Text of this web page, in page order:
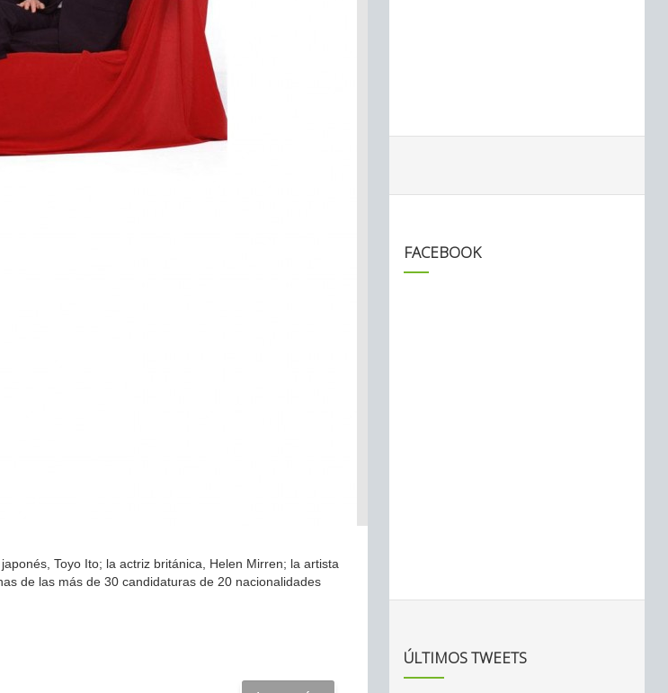
Toyo Ito; la actriz británica, Helen Mirren; la artista
de las más de 30 candidaturas de 20 nacionalidades
FACEBOOK
ÚLTIMOS TWEETS